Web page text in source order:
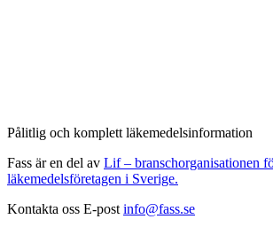
Pålitlig och komplett läkemedelsinformation
Fass är en del av Lif – branschorganisationen
läkemedelsföretagen i Sverige.
Kontakta oss E-post info@fass.se